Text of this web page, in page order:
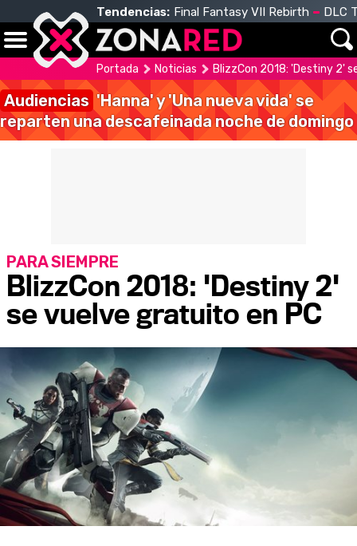
Tendencias: Final Fantasy VII Rebirth DLC
Portada Noticias BlizzCon 2018: 'Destiny 2'
Audiencias 'Hanna' y 'Una nueva vida' se
reparten una descafeinada noche de domingo
BlizzCon 2018: 'Destiny 2'
se vuelve gratuito en PC
PARA SIEMPRE